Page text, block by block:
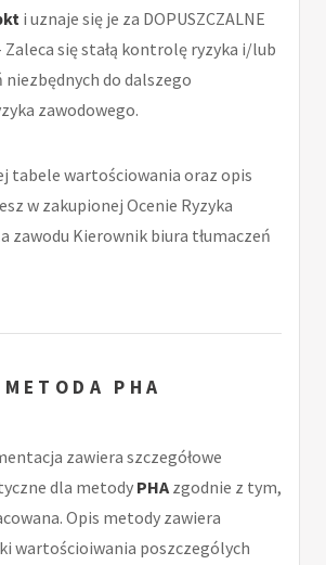
i uznaje się je za DOPUSZCZALNE
Zaleca się stałą kontrolę ryzyka i/lub
niezbędnych do dalszego
zawodowego.
tabele wartościowania oraz opis
w zakupionej Ocenie Ryzyka
zawodu Kierownik biura tłumaczeń
METODA PHA
zawiera szczegółowe
dla metody PHA zgodnie z tym,
Opis metody zawiera
wartościoiwania poszczególych